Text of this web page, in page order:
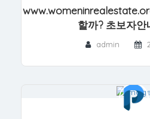
할까? 초보자
admin